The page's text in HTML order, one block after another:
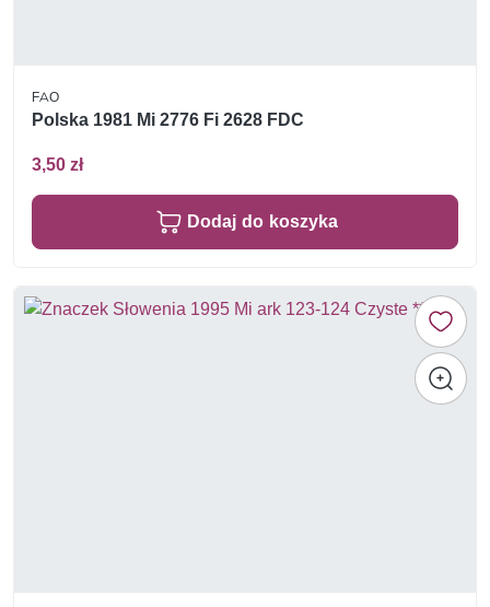
FAO
Polska 1981 Mi 2776 Fi 2628 FDC
3,50 zł
Dodaj do koszyka